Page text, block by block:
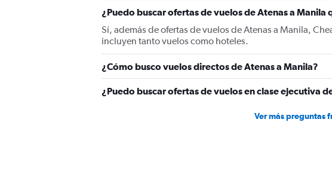
displaying
Range:
0
to
2400.
¿Puedo buscar ofertas de vuelos de Atenas a Manila
Sí, además de ofertas de vuelos de Atenas a Manila,
incluyen tanto vuelos como hoteles.
¿Cómo busco vuelos directos de Atenas a Manila?
¿Puedo buscar ofertas de vuelos en clase ejecutiva
Ver más preguntas